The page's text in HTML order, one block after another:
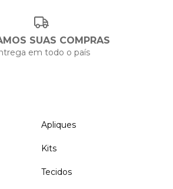
SUAS COMPRAS
em todo o país
Apliques
Kits
Tecidos